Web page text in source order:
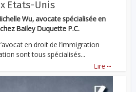
Etats-Unis
Wu, avocate spécialisée en
Bailey Duquette P.C.
en droit de l’immigration
sont tous spécialisés...
Lire ...